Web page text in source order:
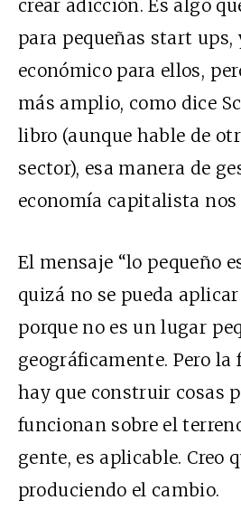
crear adicción. Es algo
para pequeñas start
económico para ellos,
más amplio, como dice
libro (aunque hable de
sector), esa manera de
economía capitalista nos
El mensaje “lo pequeño
quizá no se pueda
porque no es un lugar
geográficamente. Pero la
hay que construir cosas
funcionan sobre el
gente, es aplicable. Creo
produciendo el cambio.